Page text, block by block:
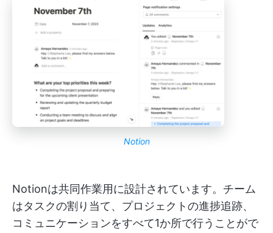
Notion
Notionは共同作業用に設計されています。チーム
はタスクの割り当て、プロジェクトの進捗追跡、
コミュニケーションをすべて1か所で行うことがで